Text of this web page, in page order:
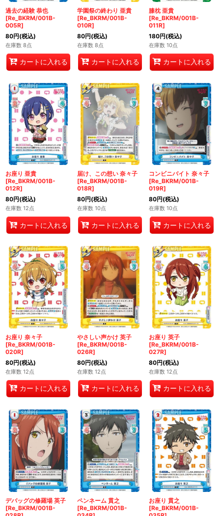
過去の経験 恭也
[Re_BKRM/001B-
005R]
80円(税込)
在庫数 8点
カートに入れる
学園祭の終わり 亜貴
[Re_BKRM/001B-
010R]
80円(税込)
在庫数 8点
カートに入れる
膝枕 亜貴
[Re_BKRM/001B-
011R]
180円(税込)
在庫数 10点
カートに入れる
お座り 亜貴
[Re_BKRM/001B-
012R]
80円(税込)
在庫数 12点
カートに入れる
届け、この想い 奈々子
[Re_BKRM/001B-
018R]
80円(税込)
在庫数 10点
カートに入れる
コンビニバイト 奈々子
[Re_BKRM/001B-
019R]
80円(税込)
在庫数 10点
カートに入れる
お座り 奈々子
[Re_BKRM/001B-
020R]
80円(税込)
在庫数 12点
カートに入れる
やさしい声かけ 英子
[Re_BKRM/001B-
026R]
80円(税込)
在庫数 12点
カートに入れる
お座り 英子
[Re_BKRM/001B-
027R]
80円(税込)
在庫数 12点
カートに入れる
デバッグの修羅場 英子
[Re_BKRM/001B-
ペンネーム 貫之
[Re_BKRM/001B-
お座り 貫之
[Re_BKRM/001B-